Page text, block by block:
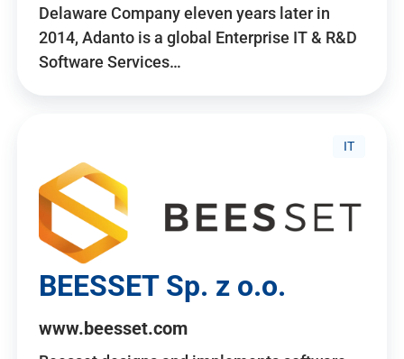
Delaware Company eleven years later in
2014, Adanto is a global Enterprise IT & R&D
Software Services…
IT
BEESSET Sp. z o.o.
www.beesset.com